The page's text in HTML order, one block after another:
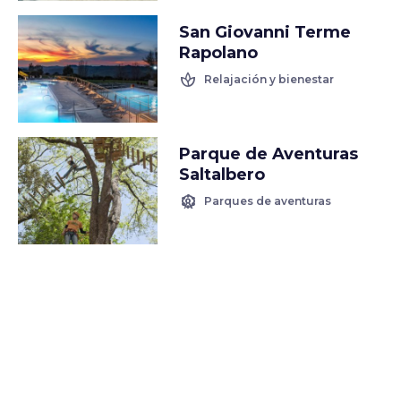
San Giovanni Terme
Rapolano
spa Relajación y bienestar
Parque de Aventuras
Saltalbero
attractions Parques de aventuras